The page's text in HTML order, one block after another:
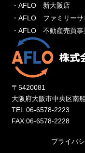
・AFLO 新大阪店
・AFLO ファミリーサ
・AFLO 不動産売買事
〒5420081
大阪府大阪市中央区南
TEL:06-6578-2223
FAX:06-6578-2228
プライバ